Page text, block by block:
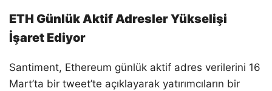
ETH Günlük Aktif Adresler Yükselişi
İşaret Ediyor
Santiment, Ethereum günlük aktif adres verilerini 16
Mart’ta bir tweet’te açıklayarak yatırımcıların bir